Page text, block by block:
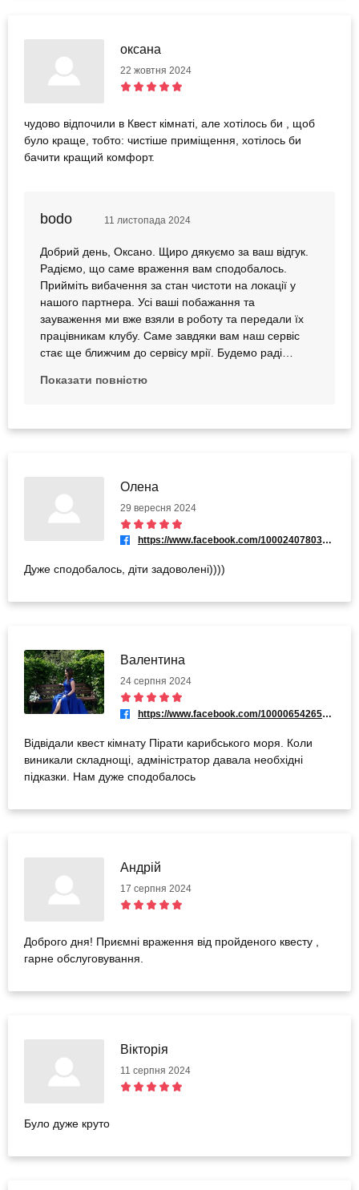
оксана
22 жовтня 2024
чудово відпочили в Квест кімнаті, але хотілось би , щоб
було краще, тобто: чистіше приміщення, хотілось би
бачити кращий комфорт.
bodo 11 листопада 2024
Добрий день, Оксано. Щиро дякуємо за ваш відгук.
Радіємо, що саме враження вам сподобалось.
Прийміть вибачення за стан чистоти на локації у
нашого партнера. Усі ваші побажання та
зауваження ми вже взяли в роботу та передали їх
працівникам клубу. Саме завдяки вам наш сервіс
стає ще ближчим до сервісу мрії. Будемо раді
лише приємні враження.
Показати повністю
Олена
29 вересня 2024
https://www.facebook.com/100024078033433
Дуже сподобалось, діти задоволені))))
Валентина
24 серпня 2024
https://www.facebook.com/100006542654980
Відвідали квест кімнату Пірати карибського моря. Коли
виникали складнощі, адміністратор давала необхідні
підказки. Нам дуже сподобалось
Андрій
17 серпня 2024
Доброго дня! Приємні враження від пройденого квесту ,
гарне обслуговування.
Вікторія
11 серпня 2024
Було дуже круто